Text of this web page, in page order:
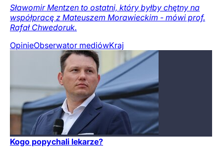
Sławomir Mentzen to ostatni, który byłby chętny na
współpracę z Mateuszem Morawieckim - mówi prof.
Rafał Chwedoruk.
OpinieObserwator mediówKraj
Kogo popychali lekarze?